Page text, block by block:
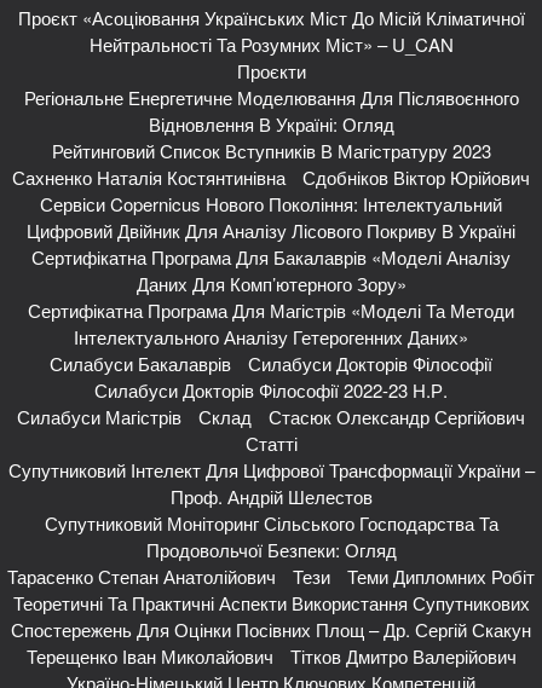
Проєкт «Асоціювання Українських Міст До Місій Кліматичної
Нейтральності Та Розумних Міст» – U_CAN
Проєкти
Регіональне Енергетичне Моделювання Для Післявоєнного
Відновлення В Україні: Огляд
Рейтинговий Список Вступників В Магістратуру 2023
Сахненко Наталія Костянтинівна
Сдобніков Віктор Юрійович
Сервіси Copernicus Нового Покоління: Інтелектуальний
Цифровий Двійник Для Аналізу Лісового Покриву В Україні
Сертифікатна Програма Для Бакалаврів «Моделі Аналізу
Даних Для Комп’ютерного Зору»
Сертифікатна Програма Для Магістрів «Моделі Та Методи
Інтелектуального Аналізу Гетерогенних Даних»
Силабуси Бакалаврів
Силабуси Докторів Філософії
Силабуси Докторів Філософії 2022-23 Н.р.
Силабуси Магістрів
Склад
Стасюк Олександр Сергійович
Статті
Супутниковий Інтелект Для Цифрової Трансформації України –
Проф. Андрій Шелестов
Супутниковий Моніторинг Сільського Господарства Та
Продовольчої Безпеки: Огляд
Тарасенко Степан Анатолійович
Тези
Теми Дипломних Робіт
Теоретичні Та Практичні Аспекти Використання Супутникових
Спостережень Для Оцінки Посівних Площ – Др. Сергій Скакун
Терещенко Іван Миколайович
Тітков Дмитро Валерійович